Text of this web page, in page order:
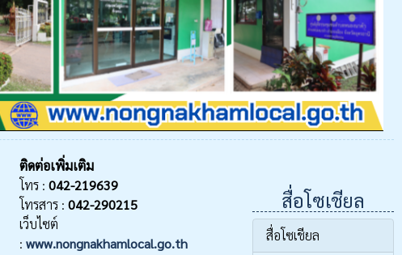
ติดต่อเพิ่มเติม
โทร : 042-219639
โทรสาร : 042-290215
เว็บไซต์
:www.nongnakhamlocal.go.th
สื่อโซเชียล
สื่อโซเชียล